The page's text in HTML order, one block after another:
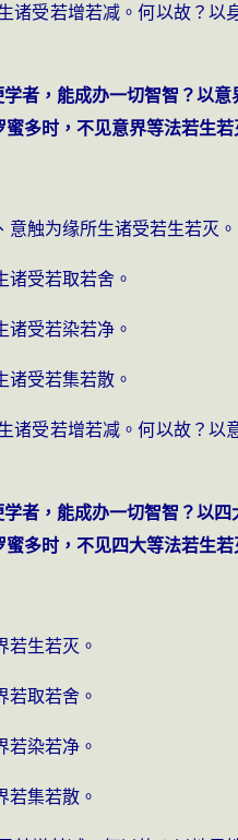
诸受若增若减。何以故？
者，能成办一切智智？以
多时，不见意界等法若生
触为缘所生诸受若生若灭。
诸受若取若舍。
诸受若染若净。
诸受若集若散。
诸受若增若减。何以故？
者，能成办一切智智？以
多时，不见四大等法若生
若生若灭。
若取若舍。
若染若净。
若集若散。